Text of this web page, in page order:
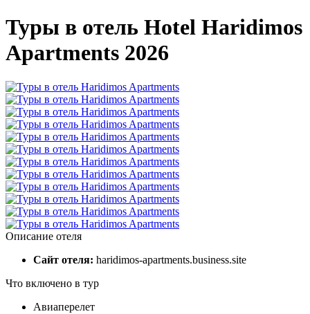
Туры в отель Hotel Haridimos
Apartments 2026
Описание отеля
Сайт отеля: haridimos-apartments.business.site
Что включено в тур
Авиаперелет